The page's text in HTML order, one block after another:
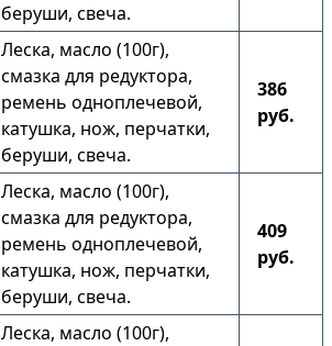
беруши, свеча.
Леска, масло (100г),
смазка для редуктора,
ремень одноплечевой,
катушка, нож, перчатки,
беруши, свеча.
386
руб.
Леска, масло (100г),
смазка для редуктора,
ремень одноплечевой,
катушка, нож, перчатки,
беруши, свеча.
409
руб.
Леска, масло (100г),